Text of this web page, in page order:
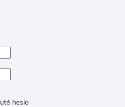
heslo